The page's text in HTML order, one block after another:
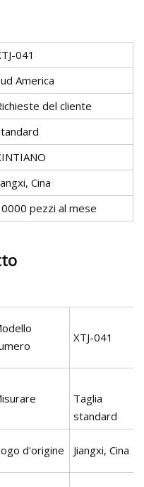
041
America
del cliente
Cina
pezzi al mese
XTJ-041
Taglia
standard
d'origine Jiangxi, Cina